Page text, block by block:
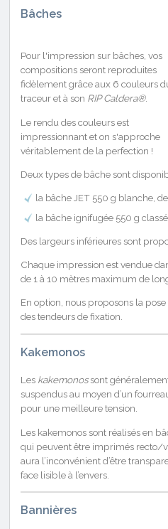
Bâches
Pour l'impression sur bâches, vos
compositions seront reproduites
fidèlement grâce aux 6 couleurs
traceur et à son RIP Caldera®.
Le rendu des couleurs est
impressionnant et on s'approche
véritablement de la perfection !
Deux types de bâche sont
la bâche JET 550 g blanche,
la bâche ignifugée 550 g
Des largeurs inférieures sont
Chaque impression est vendue
de 1 à 10 mètres maximum de
En option, nous proposons la
des tendeurs de fixation.
Kakemonos
Les kakemonossont
suspendus au moyen d’un
pour une meilleure tension.
Les kakemonos sont réalisés en
qui peuvent être imprimés recto/
aura l’inconvénient d’être
face lisible à l’envers.
Bannières